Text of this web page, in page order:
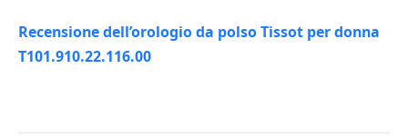
Recensione dell’orologio da polso Tissot per donna
T101.910.22.116.00